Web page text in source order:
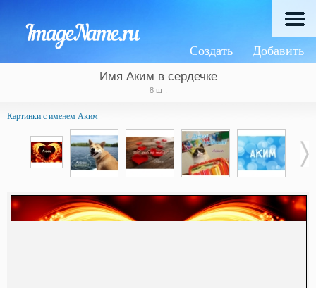
Добавить
Создать
Имя Аким в сердечке
8 шт.
Картинки с именем Аким